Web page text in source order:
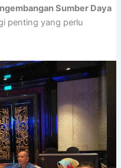
Sumber Daya
penting yang perlu